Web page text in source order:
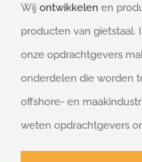
Wij ontwikkelen en
producten van gietstaal.
onze opdrachtgevers
onderdelen die worden
offshore- en
weten opdrachtgevers